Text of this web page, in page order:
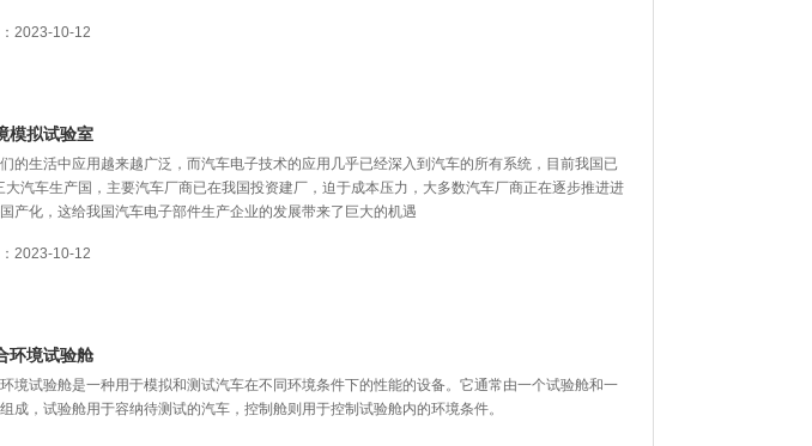
：2023-10-12
模拟试验室
的生活中应用越来越广泛，而汽车电子技术的应用几乎已经深入到汽车的所有系统，目前我国已
汽车生产国，主要汽车厂商已在我国投资建厂，迫于成本压力，大多数汽车厂商正在逐步推进进
产化，这给我国汽车电子部件生产企业的发展带来了巨大的机遇
：2023-10-12
环境试验舱
境试验舱是一种用于模拟和测试汽车在不同环境条件下的性能的设备。它通常由一个试验舱和一
成，试验舱用于容纳待测试的汽车，控制舱则用于控制试验舱内的环境条件。